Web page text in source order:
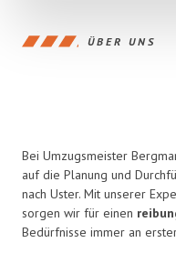
ÜBER UNS
Bei Umzugsmeister
auf die Planung und
nach Uster. Mit unserer
sorgen wir für einen
Bedürfnisse immer an